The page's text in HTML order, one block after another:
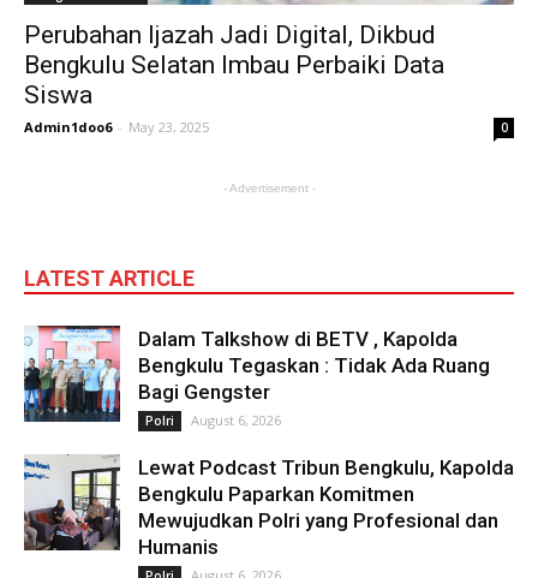
Perubahan Ijazah Jadi Digital, Dikbud
Bengkulu Selatan Imbau Perbaiki Data
Siswa
Admin1doo6 - May 23, 2025 0
- Advertisement -
LATEST ARTICLE
Dalam Talkshow di BETV , Kapolda
Bengkulu Tegaskan : Tidak Ada Ruang
Bagi Gengster
Polri August 6, 2026
Lewat Podcast Tribun Bengkulu, Kapolda
Bengkulu Paparkan Komitmen
Mewujudkan Polri yang Profesional dan
Humanis